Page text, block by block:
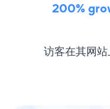
200%
访客在其网